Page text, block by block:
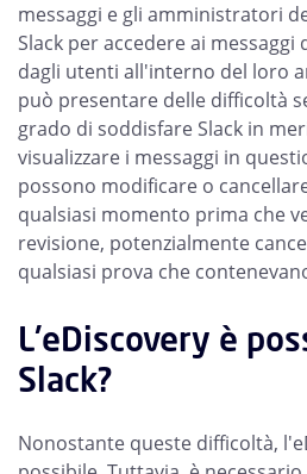
messaggi e gli amministratori
Slack per accedere ai
dagli utenti all'interno del loro
può presentare delle difficoltà
grado di soddisfare Slack in
visualizzare i messaggi in
possono modificare o
qualsiasi momento prima che
revisione, potenzialmente
qualsiasi prova che
L'eDiscovery è
Slack?
Nonostante queste difficoltà,